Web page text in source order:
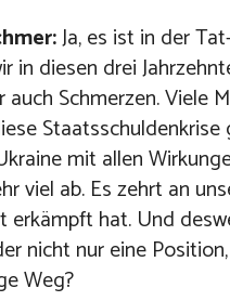
Ja, es ist in der
in diesen drei
Schmerzen. Viele
mit allen
viel ab. Es zehrt an
hat. Und
nicht nur eine
Weg?